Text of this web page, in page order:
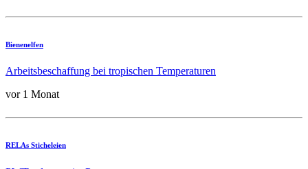
Bienenelfen
Arbeitsbeschaffung bei tropischen Temperaturen
vor 1 Monat
RELAs Sticheleien